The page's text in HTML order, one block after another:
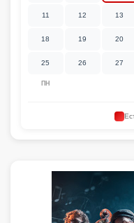
ПН
11 12 13
18 19 20
25 26 27